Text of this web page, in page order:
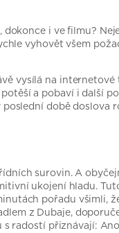
i ve filmu?
vyhovět všem
vysílá na
a pobaví i další
době
surovin. A
ukojení hladu.
pořadu
z Dubaje,
radostí přiznávají: